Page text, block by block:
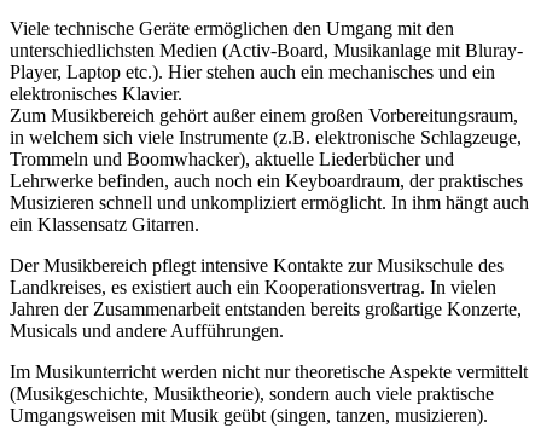
Viele technische Geräte ermöglichen den Umgang mit den
unterschiedlichsten Medien (Activ-Board, Musikanlage mit Bluray-
Player, Laptop etc.). Hier stehen auch ein mechanisches und ein
elektronisches Klavier.
Zum Musikbereich gehört außer einem großen Vorbereitungsraum,
in welchem sich viele Instrumente (z.B. elektronische Schlagzeuge,
Trommeln und Boomwhacker), aktuelle Liederbücher und
Lehrwerke befinden, auch noch ein Keyboardraum, der praktisches
Musizieren schnell und unkompliziert ermöglicht. In ihm hängt auch
ein Klassensatz Gitarren.
Der Musikbereich pflegt intensive Kontakte zur Musikschule des
Landkreises, es existiert auch ein Kooperationsvertrag. In vielen
Jahren der Zusammenarbeit entstanden bereits großartige Konzerte,
Musicals und andere Aufführungen.
Im Musikunterricht werden nicht nur theoretische Aspekte vermittelt
(Musikgeschichte, Musiktheorie), sondern auch viele praktische
Umgangsweisen mit Musik geübt (singen, tanzen, musizieren).